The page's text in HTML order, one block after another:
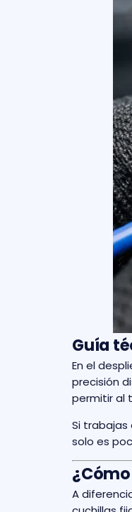
Guía
En el
precisión
permitir al
Si trabajas
solo es
A